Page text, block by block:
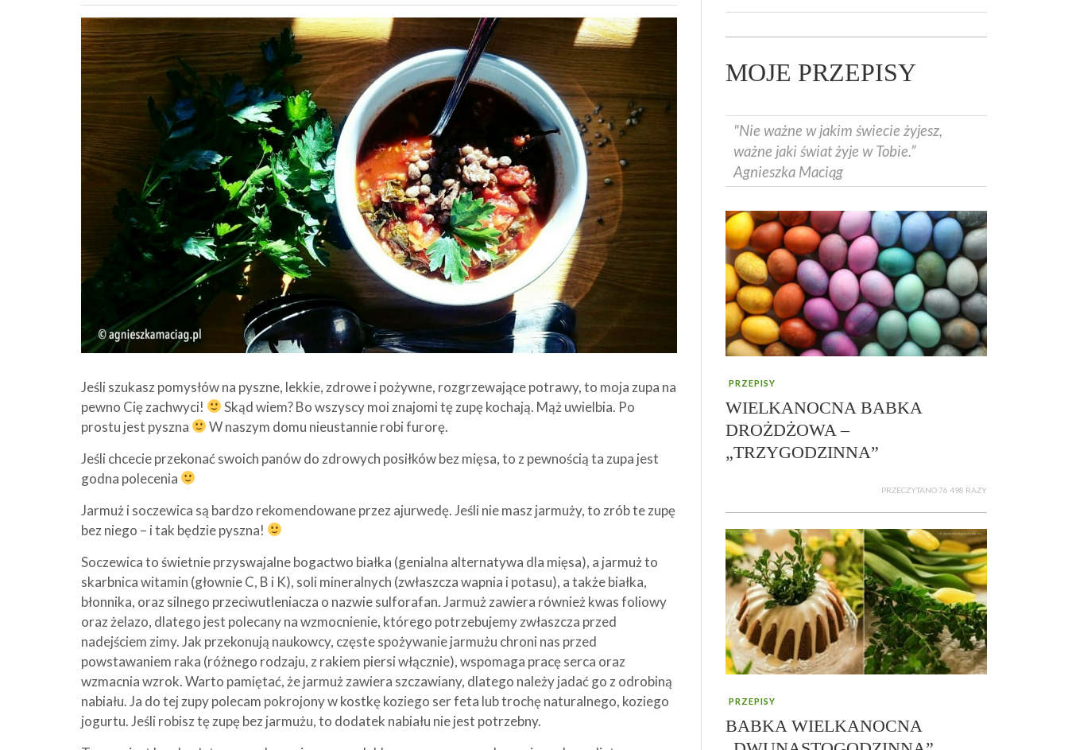
Jeśli szukasz pomysłów na pyszne, lekkie, zdrowe i pożywne, rozgrzewające potrawy, to moja zupa na
pewno Cię zachwyci!
Skąd wiem? Bo wszyscy moi znajomi tę zupę kochają. Mąż uwielbia. Po
prostu jest pyszna
W naszym domu nieustannie robi furorę.
Jeśli chcecie przekonać swoich panów do zdrowych posiłków bez mięsa, to z pewnością ta zupa jest
godna polecenia
Jarmuż i soczewica są bardzo rekomendowane przez ajurwedę. Jeśli nie masz jarmuży, to zrób te zupę
bez niego – i tak będzie pyszna!
Soczewica to świetnie przyswajalne bogactwo białka (genialna alternatywa dla mięsa), a jarmuż to
skarbnica witamin (głownie C, B i K), soli mineralnych (zwłaszcza wapnia i potasu), a także białka,
błonnika, oraz silnego przeciwutleniacza o nazwie sulforafan. Jarmuż zawiera również kwas foliowy
oraz żelazo, dlatego jest polecany na wzmocnienie, którego potrzebujemy zwłaszcza przed
nadejściem zimy. Jak przekonują naukowcy, częste spożywanie jarmużu chroni nas przed
powstawaniem raka (różnego rodzaju, z rakiem piersi włącznie), wspomaga pracę serca oraz
wzmacnia wzrok. Warto pamiętać, że jarmuż zawiera szczawiany, dlatego należy jadać go z odrobiną
nabiału. Ja do tej zupy polecam pokrojony w kostkę koziego ser feta lub trochę naturalnego, koziego
jogurtu. Jeśli robisz tę zupę bez jarmużu, to dodatek nabiału nie jest potrzebny.
MOJE PRZEPISY
"Nie ważne w jakim świecie żyjesz,
ważne jaki świat żyje w Tobie.”
Agnieszka Maciąg
PRZEPISY
WIELKANOCNA BABKA
DROŻDŻOWA –
„TRZYGODZINNA”
PRZECZYTANO 76 498 RAZY
PRZEPISY
BABKA WIELKANOCNA